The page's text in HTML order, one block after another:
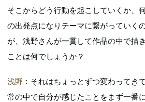
そこからどう行動を起こしていくか、
の出発点になりテーマに繋がっていく
が、浅野さんが一貫して作品の中で描
ことは何でしょうか？
浅野 ：それはちょっとずつ変わってき
常の中で自分が感じたことをまず一番